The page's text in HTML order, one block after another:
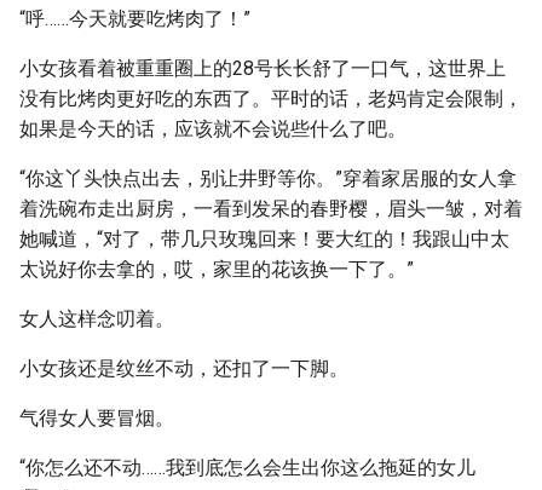
“呼……今天就要吃烤肉了！”
小女孩看着被重重圈上的28号长长舒了一口气，这世界上
没有比烤肉更好吃的东西了。平时的话，老妈肯定会限制，
如果是今天的话，应该就不会说些什么了吧。
“你这丫头快点出去，别让井野等你。”穿着家居服的女人拿
着洗碗布走出厨房，一看到发呆的春野樱，眉头一皱，对着
她喊道，“对了，带几只玫瑰回来！要大红的！我跟山中太
太说好你去拿的，哎，家里的花该换一下了。”
女人这样念叨着。
小女孩还是纹丝不动，还扣了一下脚。
气得女人要冒烟。
“你怎么还不动……我到底怎么会生出你这么拖延的女儿